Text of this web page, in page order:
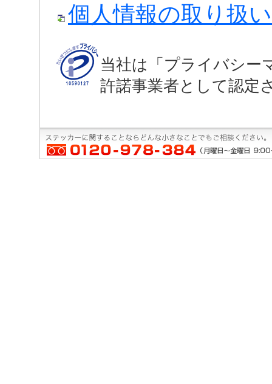
個人情報の取り扱
当社は「プライバシー
許諾事業者として認定